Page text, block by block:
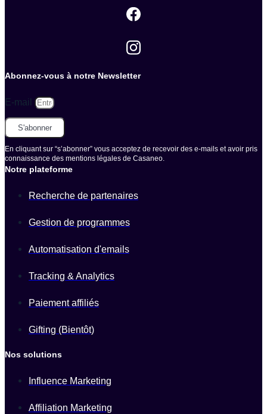
Abonnez-vous à notre Newsletter
E-mail
S'abonner
En cliquant sur “s’abonner” vous acceptez de recevoir des e-mails et avoir pris
connaissance des mentions légales de Casaneo.
Notre plateforme
Recherche de partenaires
Gestion de programmes
Automatisation d'emails
Tracking & Analytics
Paiement affiliés
Gifting (Bientôt)
Nos solutions
Influence Marketing
Affiliation Marketing